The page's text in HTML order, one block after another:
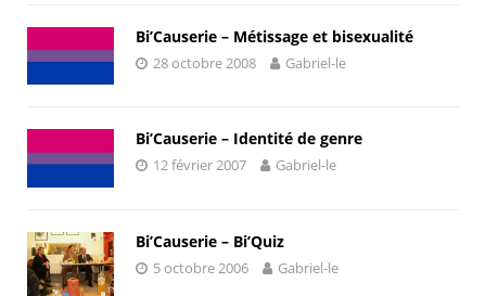
Bi’Causerie – Métissage et bisexualité
28 octobre 2008 Gabriel-le
Bi’Causerie – Identité de genre
12 février 2007 Gabriel-le
Bi’Causerie – Bi’Quiz
5 octobre 2006 Gabriel-le